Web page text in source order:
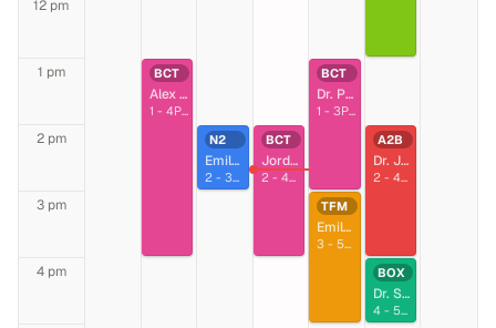
BCT
Alex Rodriguez
1 - 4PM
N2
Emily Nakamura
2 - 3PM
BCT
Jordan Kim
2 - 4PM
BCT
Dr. Priya Sharma
1 - 3PM
TFM
Emily Nakamura
3 - 5PM
A2B
Dr. James Park
2 - 4PM
BOX
Dr. Sarah Chen
4 - 5PM
12 pm
1 pm
2 pm
3 pm
4 pm